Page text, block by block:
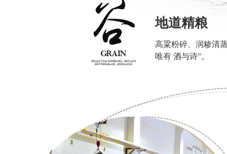
地道精粮
高粱粉碎、润糁清
唯有 酒与诗”。